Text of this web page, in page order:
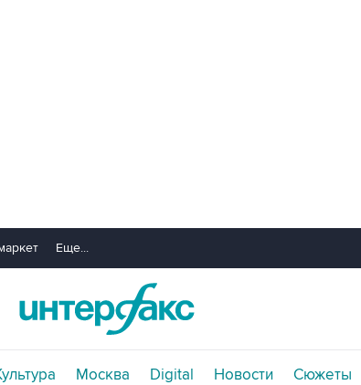
Еще...
Москва Digital Новости Сюжеты